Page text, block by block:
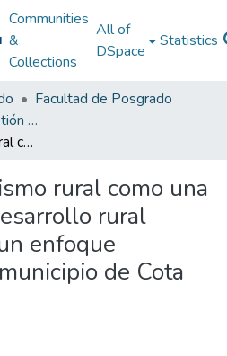
Communities
&
Collections
All of
DSpace
Statistics
Facultad de Posgrado
Especialización en Gestión Pública
Análisis del turismo rural como una alternativa de desarrollo rural sostenible con un enfoque territorial en el municipio de Cota
rural como una
rural
enfoque
de Cota